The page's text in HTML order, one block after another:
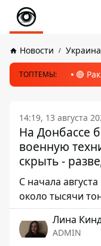
Новости Украина
ТОПТЕМЫ: 🔴
14:19, 13 августа
На Донбассе
военную
скрыть -
С начала
около тысячи
Лина
ADMIN